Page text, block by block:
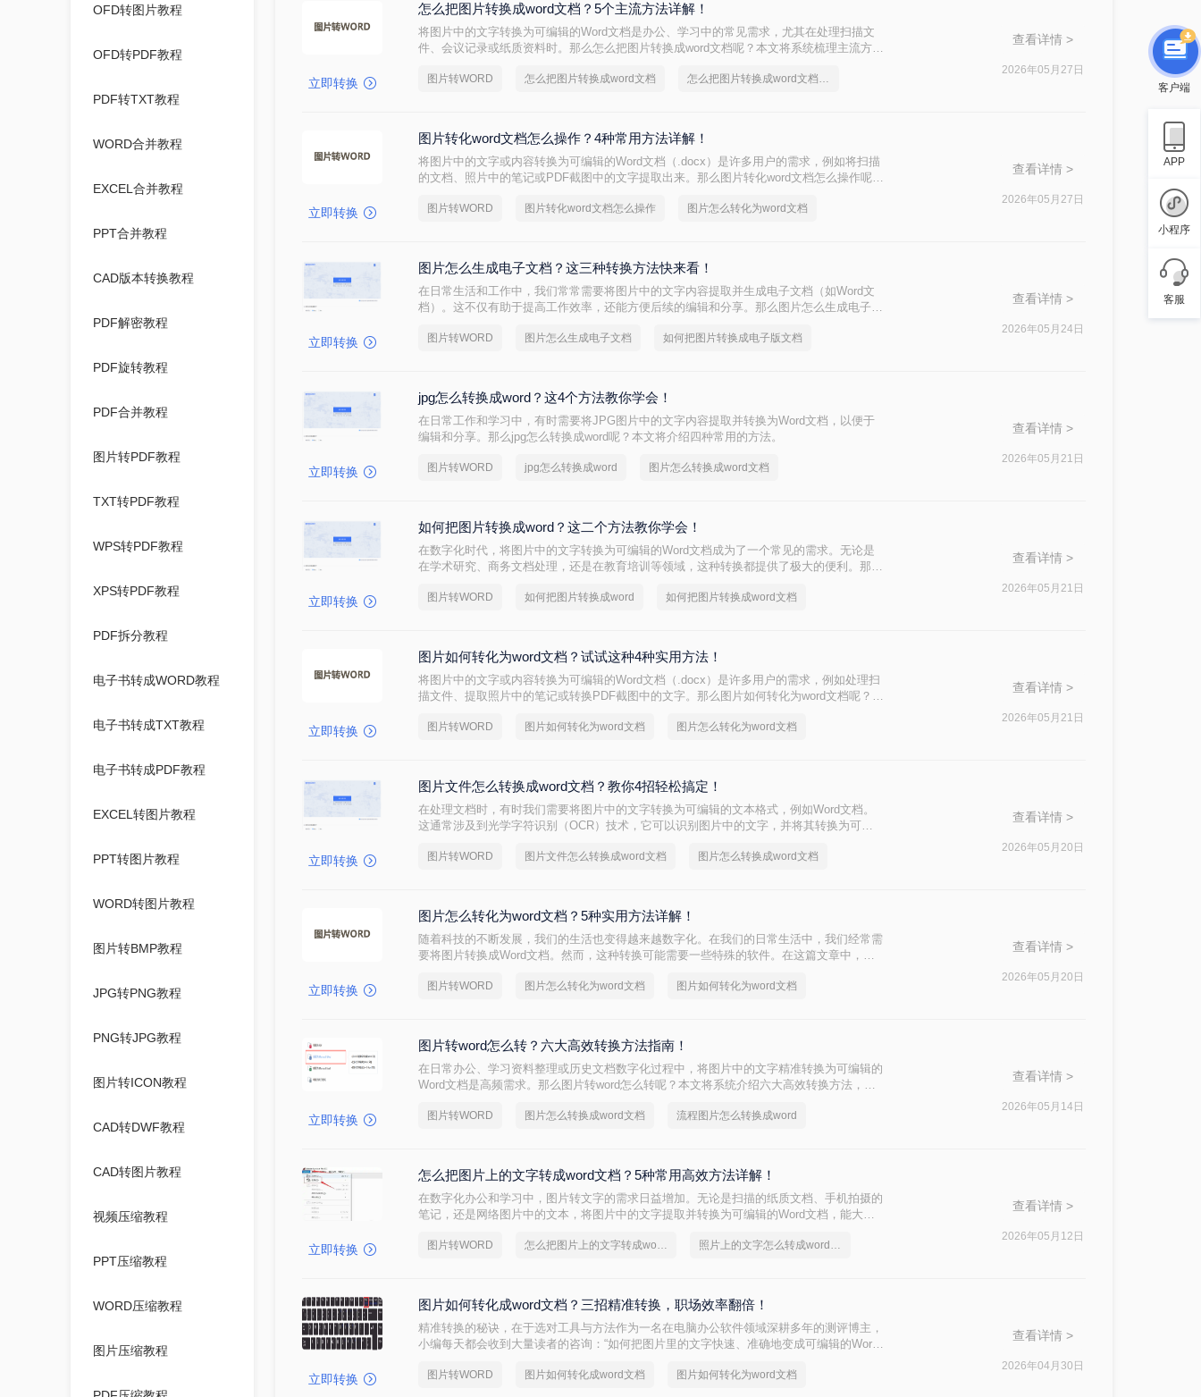
OFD转图片教程
OFD转PDF教程
PDF转TXT教程
WORD合并教程
EXCEL合并教程
PPT合并教程
CAD版本转换教程
PDF解密教程
PDF旋转教程
PDF合并教程
图片转PDF教程
TXT转PDF教程
WPS转PDF教程
XPS转PDF教程
PDF拆分教程
电子书转成WORD教程
电子书转成TXT教程
电子书转成PDF教程
EXCEL转图片教程
PPT转图片教程
WORD转图片教程
图片转BMP教程
JPG转PNG教程
PNG转JPG教程
图片转ICON教程
CAD转DWF教程
CAD转图片教程
视频压缩教程
PPT压缩教程
WORD压缩教程
图片压缩教程
立即转换
怎么把图片转换成word文档？5个主流方法详解！
将图片中的文字转换为可编辑的Word文档是办公、学习中的常见需求，尤其在处理扫描文
件、会议记录或纸质资料时。那么怎么把图片转换成word文档呢？本文将系统梳理主流方
图片转WORD 怎么把图片转换成word文档 怎么把图片转换成word文档格式
查看详情 >
2026年05月27日
立即转换
图片转化word文档怎么操作？4种常用方法详解！
将图片中的文字或内容转换为可编辑的Word文档（.docx）是许多用户的需求，例如将扫描
的文档、照片中的笔记或PDF截图中的文字提取出来。那么图片转化word文档怎么操作呢？
图片转WORD 图片转化word文档怎么操作 图片怎么转化为word文档
查看详情 >
2026年05月27日
立即转换
图片怎么生成电子文档？这三种转换方法快来看！
在日常生活和工作中，我们常常需要将图片中的文字内容提取并生成电子文档（如Word文
档）。这不仅有助于提高工作效率，还能方便后续的编辑和分享。那么图片怎么生成电子文
图片转WORD 图片怎么生成电子文档 如何把图片转换成电子版文档
查看详情 >
2026年05月24日
立即转换
jpg怎么转换成word？这4个方法教你学会！
在日常工作和学习中，有时需要将JPG图片中的文字内容提取并转换为Word文档，以便于
编辑和分享。那么jpg怎么转换成word呢？本文将介绍四种常用的方法。
图片转WORD jpg怎么转换成word 图片怎么转换成word文档
查看详情 >
2026年05月21日
立即转换
如何把图片转换成word？这二个方法教你学会！
在数字化时代，将图片中的文字转换为可编辑的Word文档成为了一个常见的需求。无论是
在学术研究、商务文档处理，还是在教育培训等领域，这种转换都提供了极大的便利。那么
图片转WORD 如何把图片转换成word 如何把图片转换成word文档
查看详情 >
2026年05月21日
立即转换
图片如何转化为word文档？试试这种4种实用方法！
将图片中的文字或内容转换为可编辑的Word文档（.docx）是许多用户的需求，例如处理扫
描文件、提取照片中的笔记或转换PDF截图中的文字。那么图片如何转化为word文档呢？本
图片转WORD 图片如何转化为word文档 图片怎么转化为word文档
查看详情 >
2026年05月21日
立即转换
图片文件怎么转换成word文档？教你4招轻松搞定！
在处理文档时，有时我们需要将图片中的文字转换为可编辑的文本格式，例如Word文档。
这通常涉及到光学字符识别（OCR）技术，它可以识别图片中的文字，并将其转换为可编
Word文档的转换。
图片转WORD 图片文件怎么转换成word文档 图片怎么转换成word文档
查看详情 >
2026年05月20日
立即转换
图片怎么转化为word文档？5种实用方法详解！
随着科技的不断发展，我们的生活也变得越来越数字化。在我们的日常生活中，我们经常需
要将图片转换成Word文档。然而，这种转换可能需要一些特殊的软件。在这篇文章中，我
图片转WORD 图片怎么转化为word文档 图片如何转化为word文档
查看详情 >
2026年05月20日
立即转换
图片转word怎么转？六大高效转换方法指南！
在日常办公、学习资料整理或历史文档数字化过程中，将图片中的文字精准转换为可编辑的
Word文档是高频需求。那么图片转word怎么转呢？本文将系统介绍六大高效转换方法，涵
图片转WORD 图片怎么转换成word文档 流程图片怎么转换成word
查看详情 >
2026年05月14日
立即转换
怎么把图片上的文字转成word文档？5种常用高效方法详解！
在数字化办公和学习中，图片转文字的需求日益增加。无论是扫描的纸质文档、手机拍摄的
笔记，还是网络图片中的文本，将图片中的文字提取并转换为可编辑的Word文档，能大幅
法，帮助您快速选择最适合的方案。
图片转WORD 怎么把图片上的文字转成word文档 照片上的文字怎么转成word文档
查看详情 >
2026年05月12日
立即转换
图片如何转化成word文档？三招精准转换，职场效率翻倍！
精准转换的秘诀，在于选对工具与方法作为一名在电脑办公软件领域深耕多年的测评博主，
小编每天都会收到大量读者的咨询：“如何把图片里的文字快速、准确地变成可编辑的Word
输入耗时费力还易出错
图片转WORD 图片如何转化成word文档 图片如何转化为word文档
查看详情 >
2026年04月30日
客户端
APP
小程序
客服